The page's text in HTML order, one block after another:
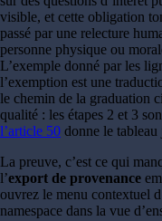
visible, et cette obligation
passé par une relecture
personne physique ou
L’exemple donné par les
l’exemption est une
le chemin de la graduation
qualité : les étapes 2 et 3
l’article 50 donne le
La preuve, c’est ce qui
l’export de provenance
ouvrez le menu contextuel
namespace dans la vue